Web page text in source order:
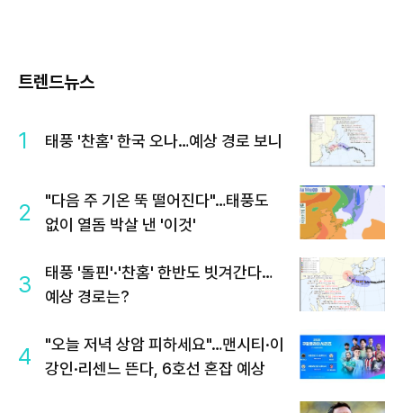
트렌드뉴스
1 태풍 '찬홈' 한국 오나…예상 경로 보니
2
"다음 주 기온 뚝 떨어진다"…태풍도
없이 열돔 박살 낸 '이것'
3
태풍 '돌핀'·'찬홈' 한반도 빗겨간다…
예상 경로는?
4
"오늘 저녁 상암 피하세요"…맨시티·이
강인·리센느 뜬다, 6호선 혼잡 예상